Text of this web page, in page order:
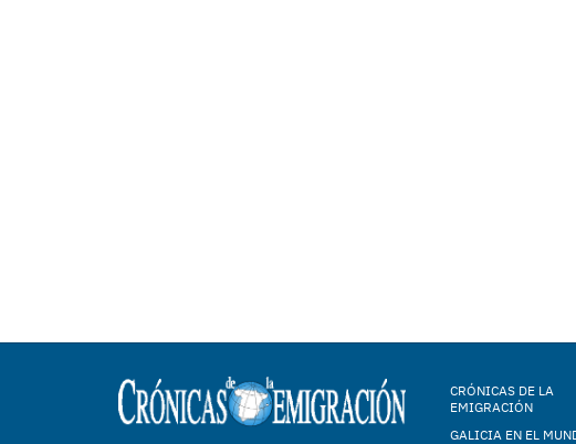
CRÓNICAS DE LA
EMIGRACIÓN
GALICIA EN EL